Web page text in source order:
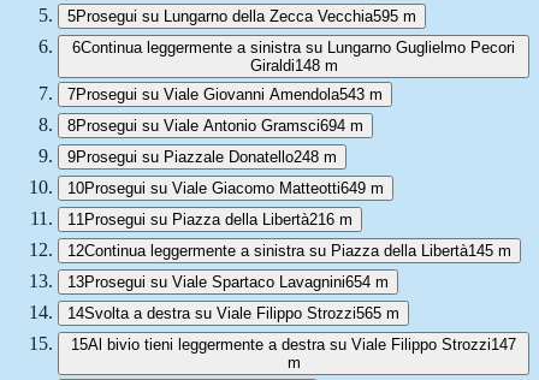
5Prosegui su Lungarno della Zecca Vecchia595 m
6Continua leggermente a sinistra su Lungarno Guglielmo Pecori
Giraldi148 m
7Prosegui su Viale Giovanni Amendola543 m
8Prosegui su Viale Antonio Gramsci694 m
9Prosegui su Piazzale Donatello248 m
10Prosegui su Viale Giacomo Matteotti649 m
11 Prosegui su Piazza della Libertà216 m
12Continua leggermente a sinistra su Piazza della Libertà145 m
13Prosegui su Viale Spartaco Lavagnini654 m
14Svolta a destra su Viale Filippo Strozzi565 m
15Al bivio tieni leggermente a destra su Viale Filippo Strozzi147
m